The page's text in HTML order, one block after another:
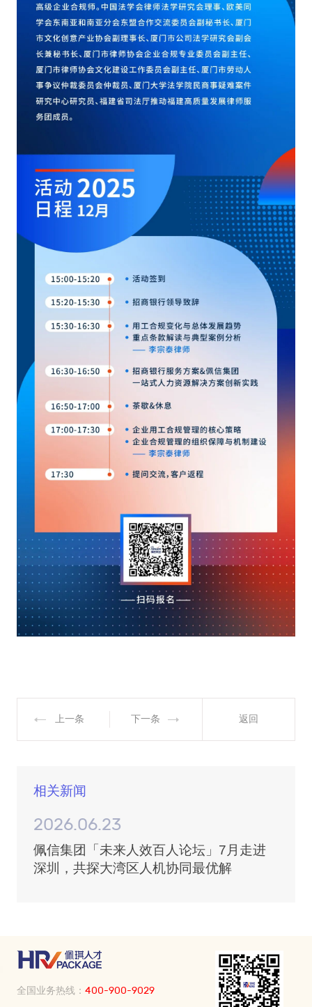
上一条 下一条 返回
相关新闻
2026.06.23
佩信集团「未来人效百人论坛」7月走进
深圳，共探大湾区人机协同最优解
全国业务热线： 400-900-9029